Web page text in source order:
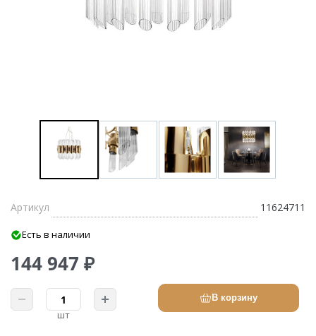
Артикул 11624711
Есть в наличии
144 947 ₽
шт
В корзину